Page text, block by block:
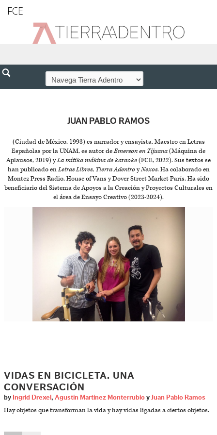
FCE
JUAN PABLO RAMOS
(Ciudad de México, 1993) es narrador y ensayista. Maestro en Letras
Españolas por la UNAM, es autor deEmerson en Tijuana(Máquina de
Aplausos, 2019) yLa mítika mákina de karaoke(FCE, 2022). Sus textos se
han publicado enLetras Libres, Tierra AdentroyNexos. Ha colaborado en
Montez Press Radio, House of Vans y Dover Street Market París. Ha sido
beneficiario del Sistema de Apoyos a la Creación y Proyectos Culturales en
el área de Ensayo Creativo (2023-2024).
VIDAS EN BICICLETA. UNA
CONVERSACIÓN
by Ingrid Drexel , Agustín Martínez Monterrubio y Juan Pablo Ramos
Hay objetos que transforman la vida y hay vidas ligadas a ciertos objetos.